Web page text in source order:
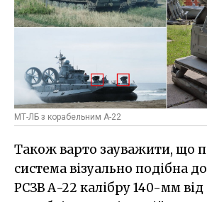
МТ-ЛБ з корабельним А-22
Також варто зауважити, що
система візуально подібна
РСЗВ А-22 калібру 140-мм